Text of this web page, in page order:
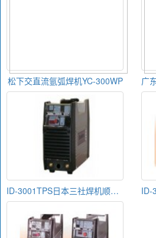
松下交直流氩弧焊机YC-300WP
ID-3001TPS日本三社焊机顺德总代理报价